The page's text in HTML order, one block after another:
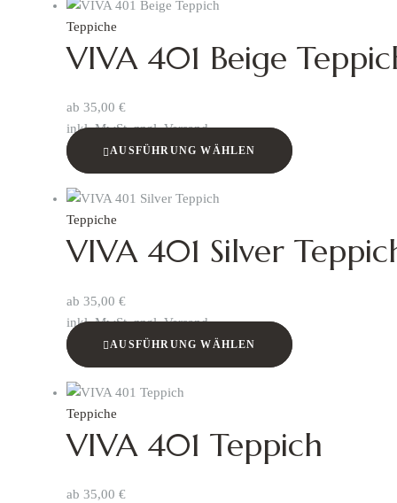
Teppiche
VIVA 401 Beige
ab 35,00 €
inkl. MwSt. zzgl. Versand
AUSFÜHRUNG WÄHLEN
Teppiche
VIVA 401 Silver
ab 35,00 €
inkl. MwSt. zzgl. Versand
AUSFÜHRUNG WÄHLEN
Teppiche
VIVA 401 Teppich
ab 35,00 €